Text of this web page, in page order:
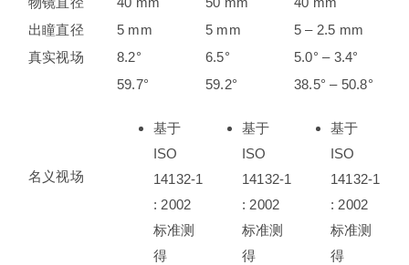
出瞳直径
5 mm 5 mm
5 – 2.5 mm
真实视场
8.2° 6.5° 5.0° – 3.4°
名义视场
59.7°
基于
ISO
14132-1
: 2002
标准测
得
59.2°
基于
ISO
14132-1
: 2002
标准测
得
38.5° – 50.8°
基于
ISO
14132-1
: 2002
标准测
得